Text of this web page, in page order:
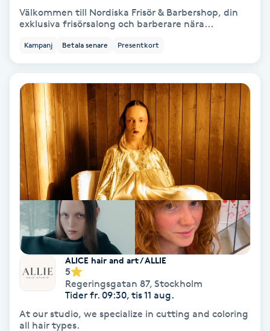
Hälsprickor
IPL
IPL hårborttagning
IR-massage
Japansk massage
K18
Katun fransar
Kemisk peeling
Välkommen till Nordiska Frisör & Barbershop, din
exklusiva frisörsalong och barberare nära...
Kampanj Betala senare Presentkort
ALICE hair and art / ALLIE
5
Regeringsgatan 87, Stockholm
Tider fr. 09:30, tis 11 aug.
At our studio, we specialize in cutting and coloring
all hair types.